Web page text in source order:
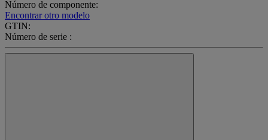
Número de componente:
Encontrar otro modelo
GTIN:
Número de serie :